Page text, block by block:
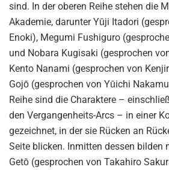
sind. In der oberen Reihe stehen die
Akademie, darunter Yūji Itadori
Enoki), Megumi Fushiguro
und Nobara Kugisaki (gesprochen
Kento Nanami (gesprochen von
Gojō (gesprochen von Yūichi
Reihe sind die Charaktere –
den Vergangenheits-Arcs – in einer
gezeichnet, in der sie Rücken an
Seite blicken. Inmitten dessen bilden
Getō (gesprochen von Takahiro